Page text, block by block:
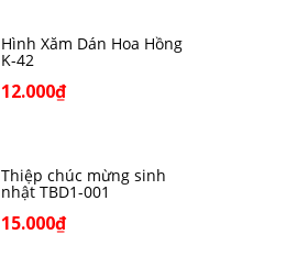
Hình Xăm Dán Hoa Hồng
K-42
12.000₫
Thiệp chúc mừng sinh
nhật TBD1-001
15.000₫